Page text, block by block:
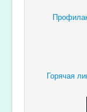
Горячая